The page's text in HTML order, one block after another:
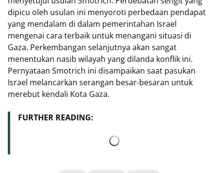
dipicu oleh usulan ini menyoroti perbedaan pendapat
yang mendalam di dalam pemerintahan Israel
mengenai cara terbaik untuk menangani situasi di
Gaza. Perkembangan selanjutnya akan sangat
menentukan nasib wilayah yang dilanda konflik ini.
Pernyataan Smotrich ini disampaikan saat pasukan
Israel melancarkan serangan besar-besaran untuk
merebut kendali Kota Gaza.
FURTHER READING: